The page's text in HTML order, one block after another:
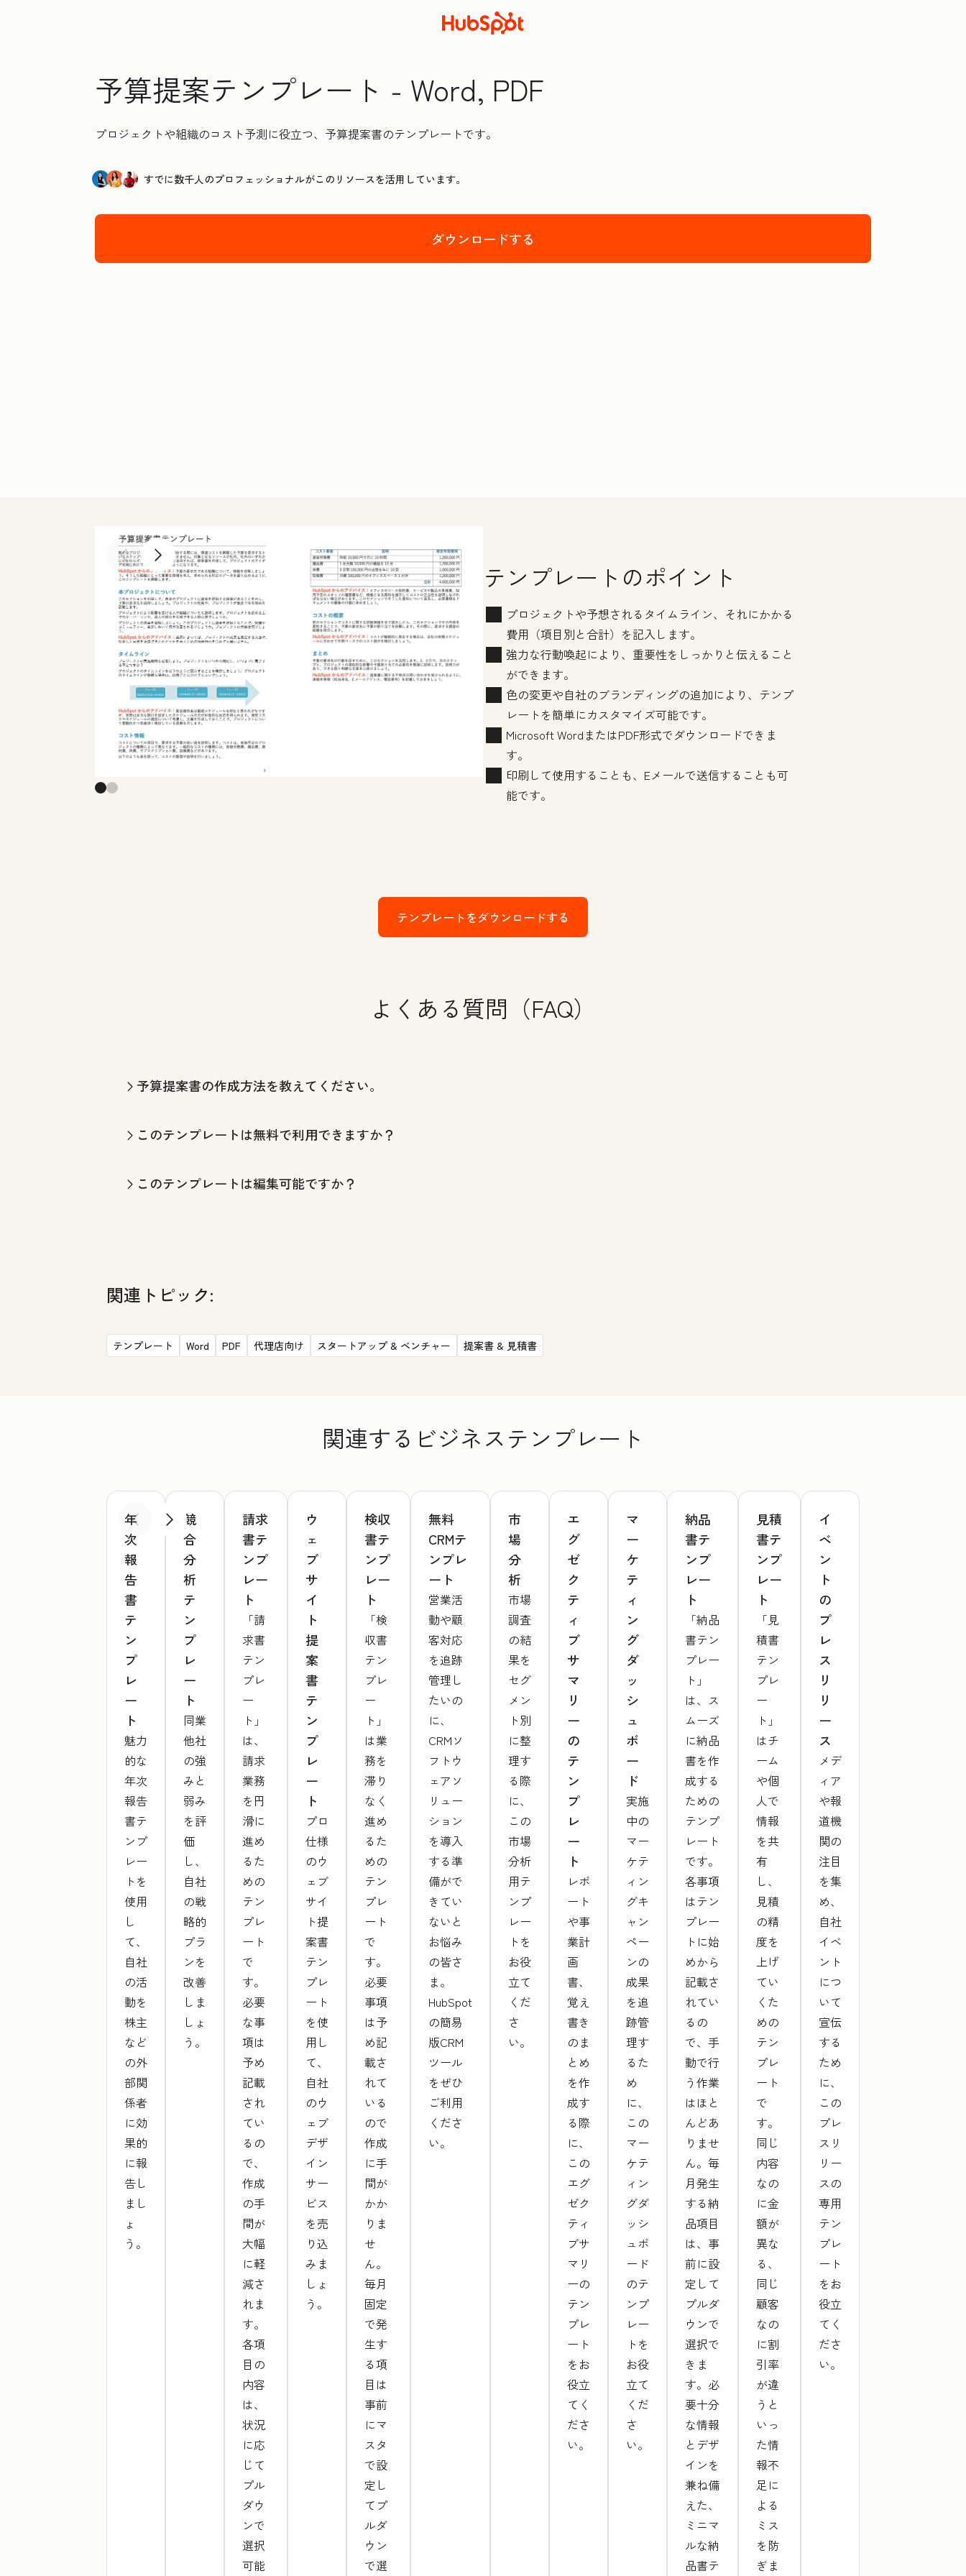
予算提案テンプレート - Word, PDF
プロジェクトや組織のコスト予測に役立つ、予算提案書のテンプレートです。
すでに数千人のプロフェッショナルがこのリソースを活用しています。
ダウンロードする
Previous slide
Next slide テンプレートのポイント
プロジェクトや予想されるタイムライン、それにかかる
費用（項目別と合計）を記入します。
強力な行動喚起により、重要性をしっかりと伝えること
ができます。
色の変更や自社のブランディングの追加により、テンプ
レートを簡単にカスタマイズ可能です。
Microsoft WordまたはPDF形式でダウンロードできま
す。
印刷して使用することも、Eメールで送信することも可
能です。
テンプレートをダウンロードする
よくある質問（FAQ）
予算提案書の作成方法を教えてください。
このテンプレートは無料で利用できますか？
このテンプレートは編集可能ですか？
関連トピック:
テンプレート Word PDF 代理店向け スタートアップ & ベンチャー 提案書 & 見積書
関連するビジネステンプレート
前へ 次へ
年
次
報
告
書
テ
ン
プ
レ
ー
ト
魅力
的な
年次
報告
書テ
ンプ
レー
トを
使用
し
て、
自社
の活
動を
株主
など
の外
部関
係者
に効
果的
に報
告し
まし
ょ
う。
競
合
分
析
テ
ン
プ
レ
ー
ト
同業
他社
の強
みと
弱み
を評
価
し、
自社
の戦
略的
プラ
ンを
改善
しま
しょ
う。
請求
書テ
ンプ
レー
ト
「請
求書
テン
プレ
ー
ト」
は、
請求
業務
を円
滑に
進め
るた
めの
テン
プレ
ート
で
す。
必要
な事
項は
予め
記載
され
てい
るの
で、
作成
の手
間が
大幅
に軽
減さ
れま
す。
各項
目の
内容
は、
状況
に応
じて
プル
ダウ
ンで
選択
可能
ウ
ェ
ブ
サ
イ
ト
提
案
書
テ
ン
プ
レ
ー
ト
プロ
仕様
のウ
ェブ
サイ
ト提
案書
テン
プレ
ート
を使
用し
て、
自社
のウ
ェブ
デザ
イン
サー
ビス
を売
り込
みま
しょ
う。
検収
書テ
ンプ
レー
ト
「検
収書
テン
プレ
ー
ト」
は業
務を
滞り
なく
進め
るた
めの
テン
プレ
ート
で
す。
必要
事項
は予
め記
載さ
れて
いる
ので
作成
に手
間が
かか
りま
せ
ん。
毎月
固定
で発
生す
る項
目は
事前
にマ
スタ
で設
定し
てプ
ルダ
ウン
で選
無料
CRMテ
ンプレ
ート
営業活
動や顧
客対応
を追跡
管理し
たいの
に、
CRMソ
フトウ
ェアソ
リュー
ション
を導入
する準
備がで
きてい
ないと
お悩み
の皆さ
ま。
HubSpot
の簡易
版CRM
ツール
をぜひ
ご利用
くださ
い。
市
場
分
析
市場
調査
の結
果を
セグ
メン
ト別
に整
理す
る際
に、
この
市場
分析
用テ
ンプ
レー
トを
お役
立て
くだ
さ
い。
エ
グ
ゼ
ク
テ
ィ
ブ
サ
マ
リ
ー
の
テ
ン
プ
レ
ー
ト
レポ
ート
や事
業計
画
書、
覚え
書き
のま
とめ
を作
成す
る際
に、
この
エグ
ゼク
ティ
ブサ
マリ
ーの
テン
プレ
ート
をお
役立
てく
ださ
い。
マ
ー
ケ
テ
ィ
ン
グ
ダ
ッ
シ
ュ
ボ
ー
ド
実施
中の
マー
ケテ
ィン
グキ
ャン
ペー
ンの
成果
を追
跡管
理す
るた
め
に、
この
マー
ケテ
ィン
グダ
ッシ
ュボ
ード
のテ
ンプ
レー
トを
お役
立て
くだ
さ
い。
納品
書テ
ンプ
レー
ト
「納品
書テン
プレー
ト」
は、ス
ムーズ
に納品
書を作
成する
ための
テンプ
レート
です。
各事項
はテン
プレー
トに始
めから
記載さ
れてい
るの
で、手
動で行
う作業
はほと
んどあ
りませ
ん。毎
月発生
する納
品項目
は、事
前に設
定して
プルダ
ウンで
選択で
きま
す。必
要十分
な情報
とデザ
インを
兼ね備
えた、
ミニマ
ルな納
品書テ
見積
書テ
ンプ
レー
ト
「見
積書
テン
プレ
ー
ト」
はチ
ーム
や個
人で
情報
を共
有
し、
見積
の精
度を
上げ
てい
くた
めの
テン
プレ
ート
で
す。
同じ
内容
なの
に金
額が
異な
る、
同じ
顧客
なの
に割
引率
が違
うと
いっ
た情
報不
足に
よる
ミス
を防
ぎま
イ
ベ
ン
ト
の
プ
レ
ス
リ
リ
ー
ス
メデ
ィア
や報
道機
関の
注目
を集
め、
自社
イベ
ント
につ
いて
宣伝
する
ため
に、
この
プレ
スリ
リー
スの
専用
テン
プレ
ート
をお
役立
てく
ださ
い。